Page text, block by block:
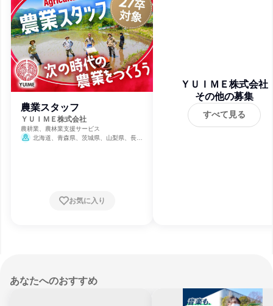
農業スタッフ
ＹＵＩＭＥ株式会社
農耕業、農林業支援サービス
北海道、青森県、茨城県、山梨県、長野
お気に入り
ＹＵＩＭＥ株式会社
その他の募集
すべて見る
あなたへのおすすめ